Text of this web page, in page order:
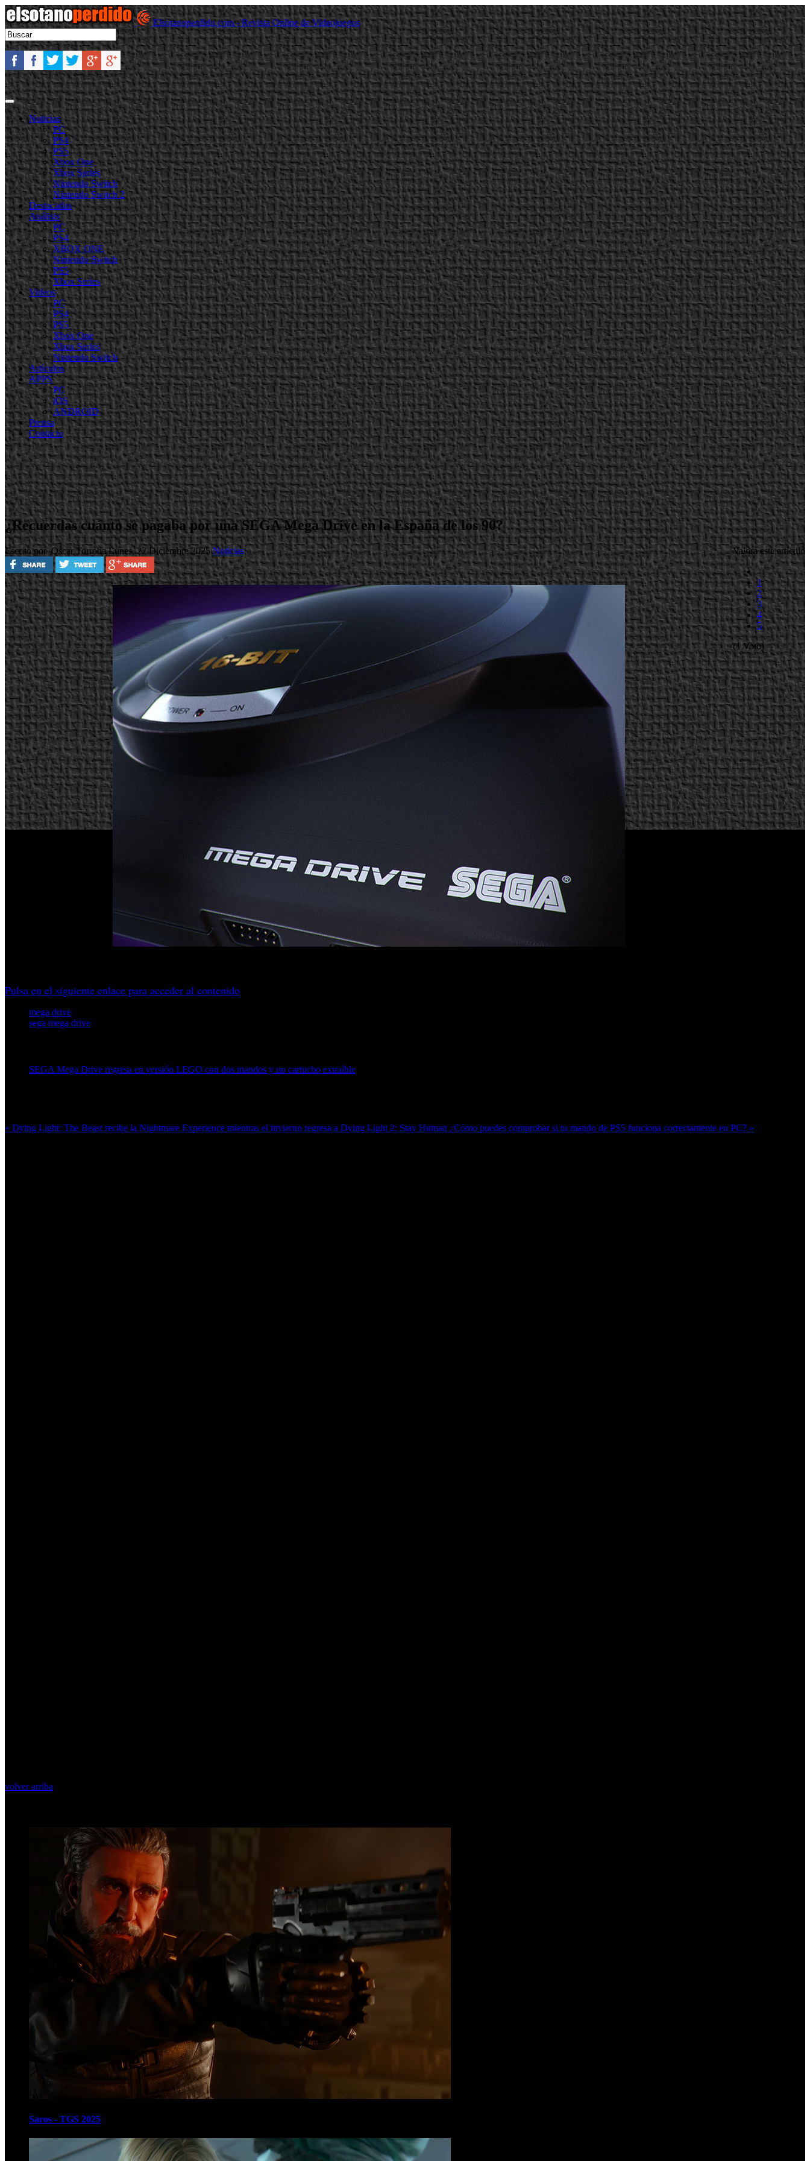
Elsotanoperdido.com - Revista Online de Videojuegos
Noticias
PC
PS4
PS5
Xbox One
Xbox Series
Nintendo Switch
Nintendo Switch 2
Destacadas
Análisis
PC
PS4
XBOX ONE
Nintendo Switch
PS5
Xbox Series
Videos
PC
PS4
PS5
Xbox One
Xbox Series
Nintendo Switch
Artículos
APPS
PC
iOS
ANDROID
Prensa
Contacto
¿Recuerdas cuánto se pagaba por una SEGA Mega Drive en la España de los 90?
Escrito por Oscar TorrobaLunes, 22 Diciembre 2025Noticias Valora este artículo
1
2
3
4
5
(1 Voto)
Pulsa en el siguiente enlace para acceder al contenido
mega drive
sega mega drive
SEGA Mega Drive regresa en versión LEGO con dos mandos y un cartucho extraíble
« Dying Light: The Beast recibe la Nightmare Experience mientras el invierno regresa a Dying Light 2: Stay Human ¿Cómo puedes comprobar si tu mando de PS5 funciona correctamente en PC? »
volver arriba
Saros - TGS 2025